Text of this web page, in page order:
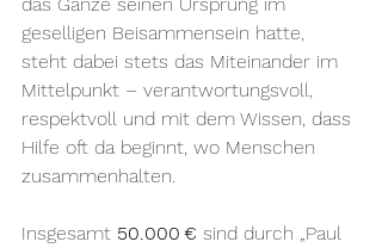
geselligen Beisammensein hatte,
steht dabei stets das Miteinander im
Mittelpunkt – verantwortungsvoll,
respektvoll und mit dem Wissen, dass
Hilfe oft da beginnt, wo Menschen
zusammenhalten.
Insgesamt 50.000 € sind durch „Paul